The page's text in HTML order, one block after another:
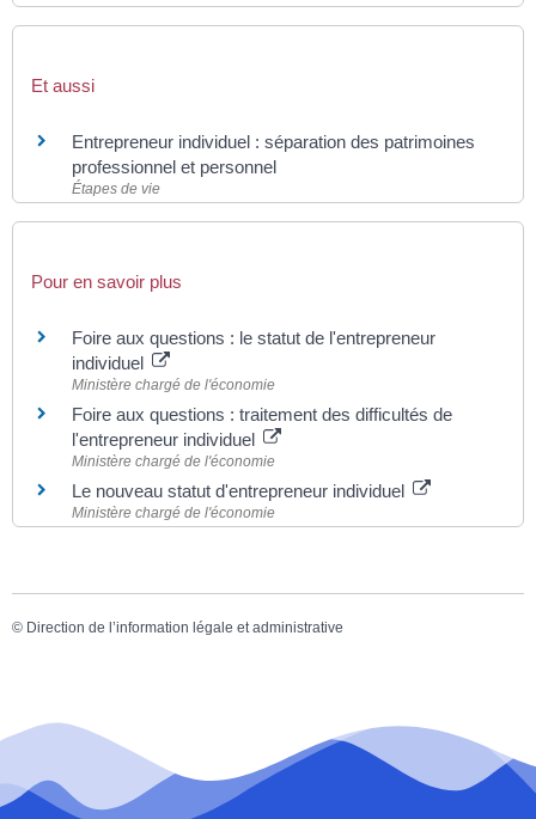
Et aussi
Entrepreneur individuel : séparation des patrimoines
professionnel et personnel
Étapes de vie
Pour en savoir plus
Foire aux questions : le statut de l'entrepreneur
individuel
Ministère chargé de l'économie
Foire aux questions : traitement des difficultés de
l'entrepreneur individuel
Ministère chargé de l'économie
Le nouveau statut d'entrepreneur individuel
Ministère chargé de l'économie
© Direction de l’information légale et administrative